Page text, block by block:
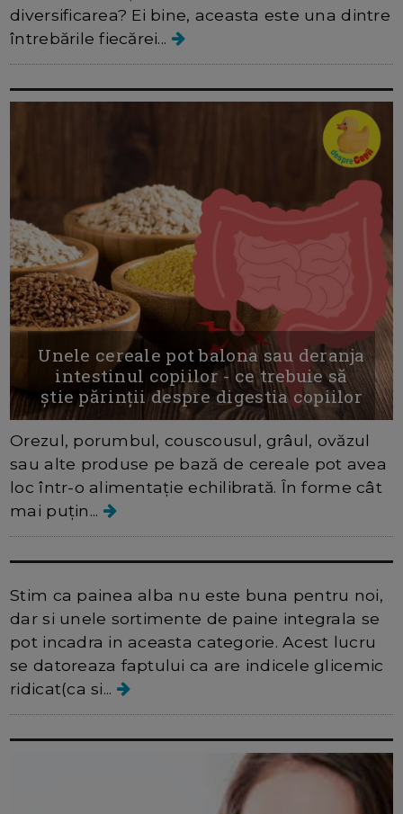
diversificarea? Ei bine, aceasta este una dintre
întrebările fiecărei...
Unele cereale pot balona sau deranja
intestinul copiilor - ce trebuie să
știe părinții despre digestia copiilor
Orezul, porumbul, couscousul, grâul, ovăzul
sau alte produse pe bază de cereale pot avea
loc într-o alimentație echilibrată. În forme cât
mai puțin...
Stim ca painea alba nu este buna pentru noi,
dar si unele sortimente de paine integrala se
pot incadra in aceasta categorie. Acest lucru
se datoreaza faptului ca are indicele glicemic
ridicat(ca si...